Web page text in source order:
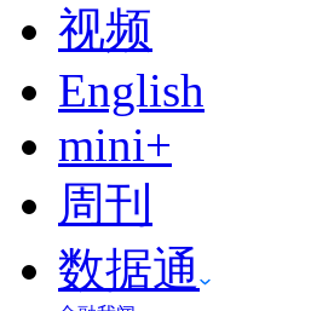
视频
English
mini+
周刊
数据通